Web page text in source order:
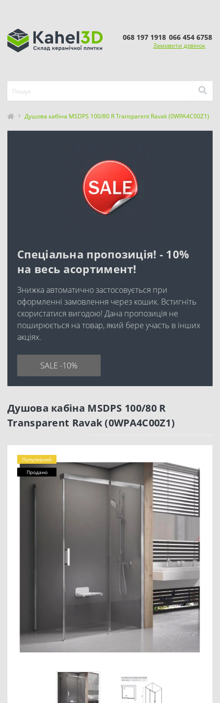
068 197 1918 066 454 6758
Замовити дзвінок
Душова кабіна MSDPS 100/80 R Transparent Ravak (0WPA4C00Z1)
Спеціальна пропозиція! - 10%
на весь асортимент!
Знижка автоматично застосовується при
оформленні замовлення через кошик. Встигніть
скористатися вигодою! Дана пропозиція не
поширюється на товар, який бере участь в інших
акціях.
SALE -10%
Душова кабіна MSDPS 100/80 R
Transparent Ravak (0WPA4C00Z1)
Популярний
Продано